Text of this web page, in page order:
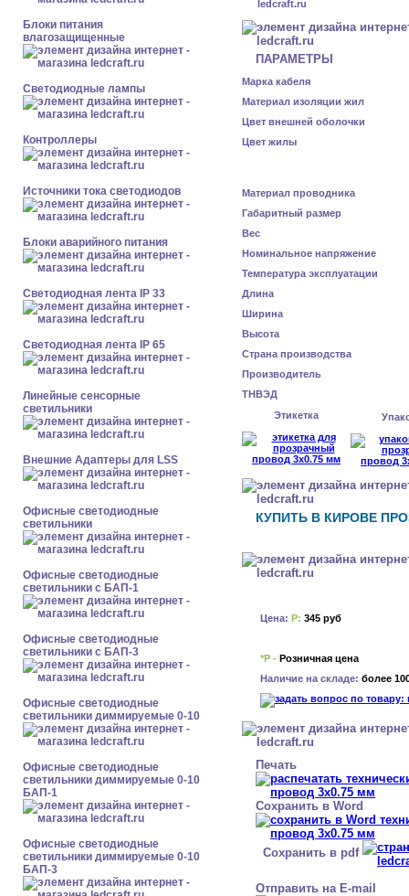
Блоки питания
влагозащищенные
Светодиодные лампы
Контроллеры
Источники тока светодиодов
Блоки аварийного питания
Светодиодная лента IP 33
Светодиодная лента IP 65
Линейные сенсорные
светильники
Внешние Адаптеры для LSS
Офисные светодиодные
светильники
Офисные светодиодные
светильники с БАП-1
Офисные светодиодные
светильники с БАП-3
Офисные светодиодные
светильники диммируемые 0-10
Офисные светодиодные
светильники диммируемые 0-10
БАП-1
Офисные светодиодные
светильники диммируемые 0-10
БАП-3
ПАРАМЕТРЫ
Марка кабеля
Материал изоляции жил
Цвет внешней оболочки
Цвет жилы
Материал проводника
Габаритный размер
Вес
Номинальное напряжение
Температура эксплуатации
Длина
Ширина
Высота
Страна производства
Производитель
ТНВЭД
Этикетка
КУПИТЬ В КИРОВЕ
Цена: Р: 345 руб
*Р - Розничная цена
Наличие на складе: более
Печать
Сохранить в Word
Сохранить в pdf
Отправить на E-mail